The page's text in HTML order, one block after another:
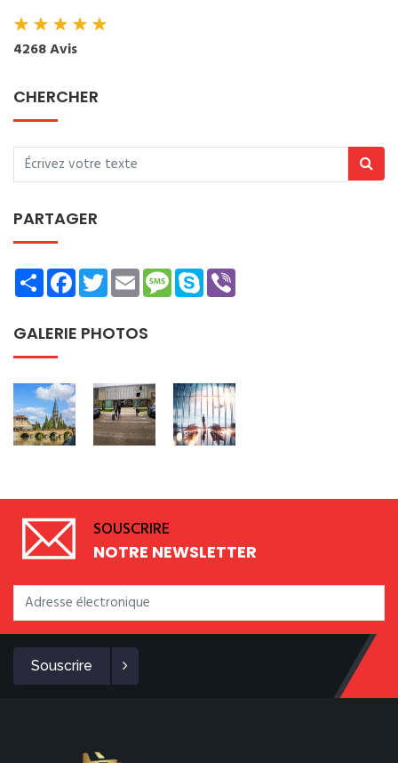
★★★★★
4268 Avis
CHERCHER
PARTAGER
ShareFacebookTwitterEmailMessage
Skype
GALERIE PHOTOS
SOUSCRIRE
NOTRE NEWSLETTER
Souscrire